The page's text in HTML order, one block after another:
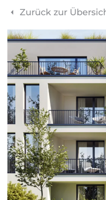
Zurück zur